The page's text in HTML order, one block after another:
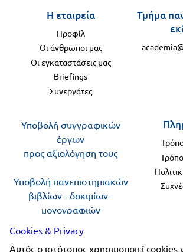
Η εταιρεία
Προφίλ
Οι άνθρωποι μας
Οι εγκαταστάσεις μας
Briefings
Συνεργάτες
Τμήμα
Υποβολή συγγραφικών
έργων
προς αξιολόγηση τους
Υποβολή πανεπιστημιακών
βιβλίων - δοκιμίων -
μονογραφιών
Cookies & Privacy
Αυτός ο ιστότοπος χρησιμοποιεί cookies